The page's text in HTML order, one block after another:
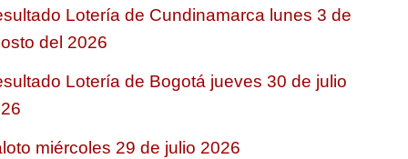
Lotería de Cundinamarca lunes 3 de
del 2026
Lotería de Bogotá jueves 30 de julio
miércoles 29 de julio 2026